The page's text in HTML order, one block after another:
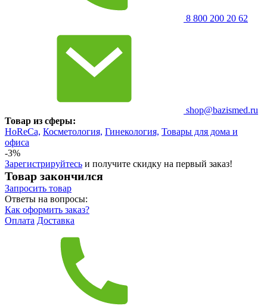
8 800 200 20 62
shop@bazismed.ru
Товар из сферы:
HoReCa, Косметология, Гинекология, Товары для дома и
офиса
-3%
Зарегистрируйтесь и получите скидку на первый заказ!
Товар закончился
Запросить товар
Ответы на вопросы:
Как оформить заказ?
Оплата Доставка